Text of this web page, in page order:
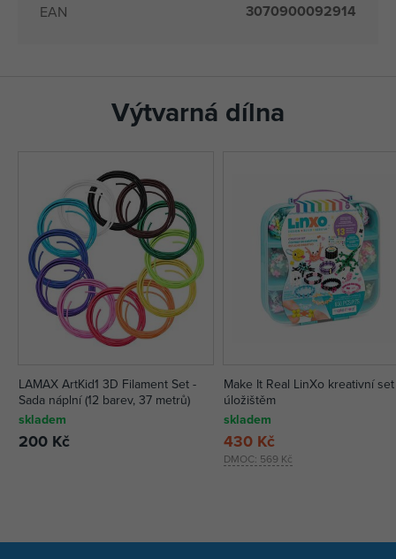
EAN 3070900092914
Výtvarná dílna
LAMAX ArtKid1 3D Filament Set -
Sada náplní (12 barev, 37 metrů)
skladem
200 Kč
Make It Real LinXo kreativní
úložištěm
skladem
DMOC: 569 Kč
430 Kč